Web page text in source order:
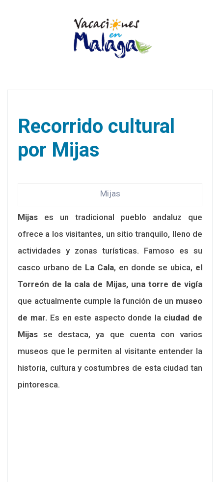
Recorrido cultural
por Mijas
Mijas
Mijas es un tradicional pueblo andaluz que
ofrece a los visitantes, un sitio tranquilo, lleno de
actividades y zonas turísticas. Famoso es su
casco urbano de La Cala, en donde se ubica, el
Torreón de la cala de Mijas, una torre de vigía
que actualmente cumple la función de un museo
de mar. Es en este aspecto donde la ciudad de
Mijas se destaca, ya que cuenta con varios
museos que le permiten al visitante entender la
historia, cultura y costumbres de esta ciudad tan
pintoresca.